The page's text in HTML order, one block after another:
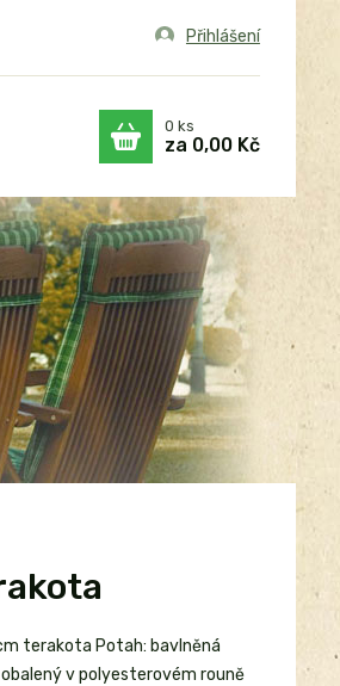
Přihlášení
0 ks
za 0,00 Kč
terakota Potah: bavlněná
v polyesterovém rouně